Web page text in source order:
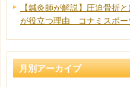
【鍼灸師が解説】圧迫骨折
が役立つ理由 コナミスポー
月別アーカイブ